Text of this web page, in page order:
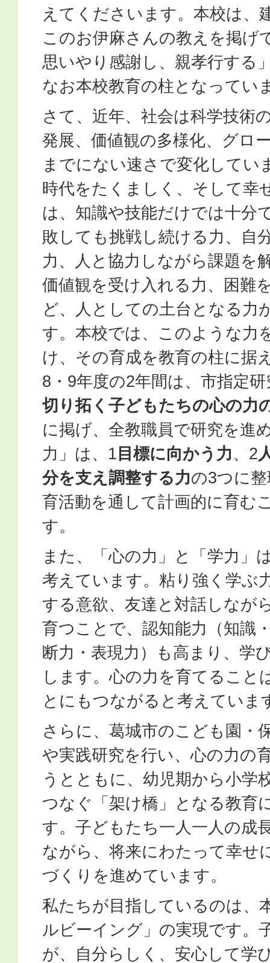
えてくださいます。本校は、
このお伊麻さんの教えを掲げ
思いやり感謝し、親孝行する
なお本校教育の柱となってい
さて、近年、社会は科学技術
発展、価値観の多様化、グロ
までにない速さで変化してい
時代をたくましく、そして幸
は、知識や技能だけでは十分
敗しても挑戦し続ける力、自
力、人と協力しながら課題を
価値観を受け入れる力、困難
ど、人としての土台となる力
す。本校では、このような力
け、その育成を教育の柱に据
8・9年度の2年間は、市指定
切り拓く子どもたちの心の力
に掲げ、全教職員で研究を進
力」は、1 目標に向かう力、2
分を支え調整する力の3つに
育活動を通して計画的に育む
す。
また、「心の力」と「学力」
考えています。粘り強く学ぶ
する意欲、友達と対話しなが
育つことで、認知能力（知識
断力・表現力）も高まり、学
します。心の力を育てること
とにもつながると考えていま
さらに、葛城市のこども園・
や実践研究を行い、心の力の
うとともに、幼児期から小学
つなぐ「架け橋」となる教育
す。子どもたち一人一人の成
ながら、将来にわたって幸せ
づくりを進めています。
私たちが目指しているのは、
ルビーイング」の実現です。
が、自分らしく、安心して学